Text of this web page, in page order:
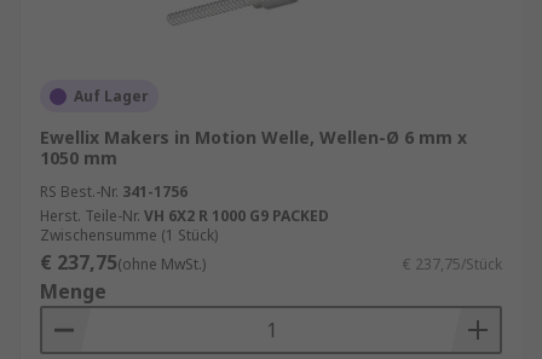
Komponenten eingesetzt.
Bei der Auswahl eines geeigneten
Kugelgewindetriebs sind mehrere Faktoren zu
berücksichtigen:
Lastanforderungen
Lasten bestimmen die Dimensionierung
und die Materialwahl des Gewindetriebs.
Geschwindigkeit und Beschleunigung
Auf Lager
Ewellix Makers in Motion Welle, Wellen-Ø 6 mm x
1050 mm
RS Best.-Nr. 341-1756
Herst. Teile-Nr. VH 6X2 R 1000 G9 PACKED
Zwischensumme (1 Stück)
€ 237,75(ohne MwSt.) € 237,75/Stück
Menge